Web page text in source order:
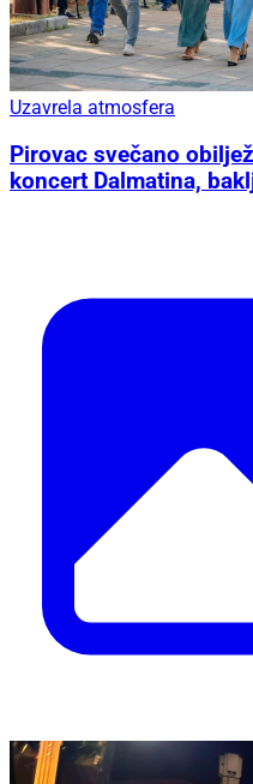
Uzavrela atmosfera
Pirovac svečano
koncert Dalmatina,